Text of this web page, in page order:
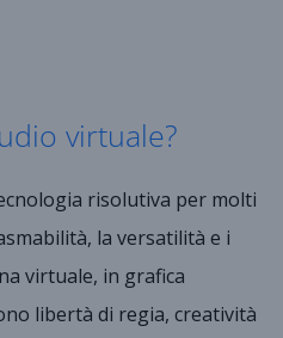
virtuale?
risolutiva per molti
la versatilità e i
virtuale, in grafica
libertà di regia, creatività